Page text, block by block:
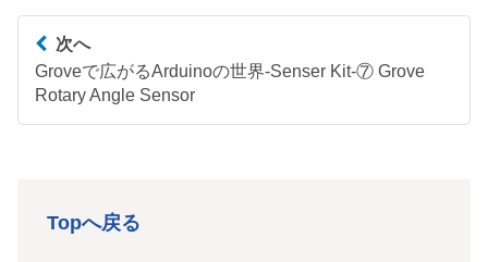
次へ
Groveで広がるArduinoの世界-Senser Kit-⑦ Grove
Rotary Angle Sensor
Topへ戻る